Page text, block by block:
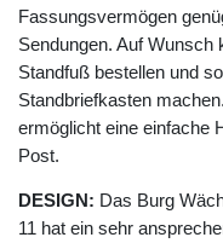
Fassungsvermögen
Sendungen. Auf Wunsch
Standfuß bestellen und
Standbriefkasten
ermöglicht eine einfache
Post.
DESIGN: Das Burg
11 hat ein sehr